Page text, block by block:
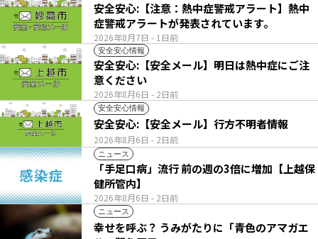
2026年8月7日 - 1日前
安全安心:【注意：熱中症警戒アラート】熱中
症警戒アラートが発表されています。
安全安心情報
2026年8月6日 - 2日前
安全安心:【安全メール】明日は熱中症にご注
意ください
安全安心情報
2026年8月6日 - 2日前
安全安心:【安全メール】行方不明者情報
ニュース
2026年8月6日 - 2日前
「手足口病」流行 前の週の3倍に増加【上越保
健所管内】
ニュース
幸せを呼ぶ？ うみがたりに「青色のアマガエ